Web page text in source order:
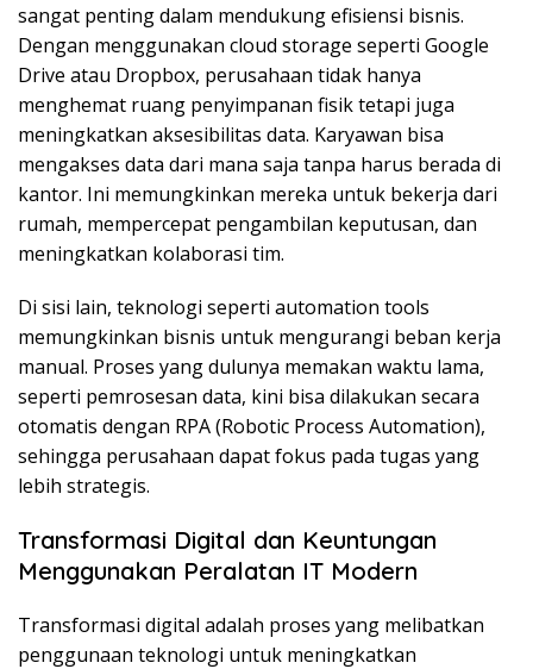
sangat penting dalam mendukung efisiensi bisnis.
Dengan menggunakan cloud storage seperti Google
Drive atau Dropbox, perusahaan tidak hanya
menghemat ruang penyimpanan fisik tetapi juga
meningkatkan aksesibilitas data. Karyawan bisa
mengakses data dari mana saja tanpa harus berada di
kantor. Ini memungkinkan mereka untuk bekerja dari
rumah, mempercepat pengambilan keputusan, dan
meningkatkan kolaborasi tim.
Di sisi lain, teknologi seperti automation tools
memungkinkan bisnis untuk mengurangi beban kerja
manual. Proses yang dulunya memakan waktu lama,
seperti pemrosesan data, kini bisa dilakukan secara
otomatis dengan RPA (Robotic Process Automation),
sehingga perusahaan dapat fokus pada tugas yang
lebih strategis.
Transformasi Digital dan Keuntungan
Menggunakan Peralatan IT Modern
Transformasi digital adalah proses yang melibatkan
penggunaan teknologi untuk meningkatkan